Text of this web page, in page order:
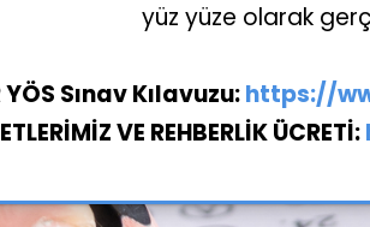
yüz yüze olarak
YÖS Sınav Kılavuzu:https://
VE REHBERLİK ÜCRETİ: